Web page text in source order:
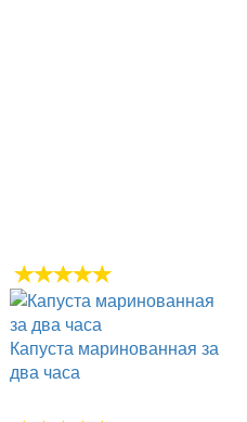
Капуста маринованная за
два часа